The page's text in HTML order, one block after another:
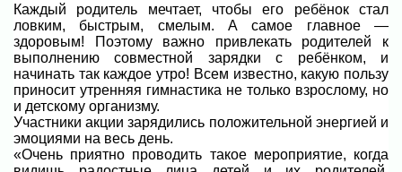
Каждый родитель мечтает, чтобы его ребёнок стал
ловким, быстрым, смелым. А самое главное —
здоровым! Поэтому важно привлекать родителей к
выполнению совместной зарядки с ребёнком, и
начинать так каждое утро! Всем известно, какую пользу
приносит утренняя гимнастика не только взрослому, но
и детскому организму.
Участники акции зарядились положительной энергией и
эмоциями на весь день.
«Очень приятно проводить такое мероприятие, когда